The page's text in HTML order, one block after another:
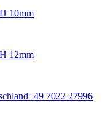
10mm
12mm
+49 7022 27996